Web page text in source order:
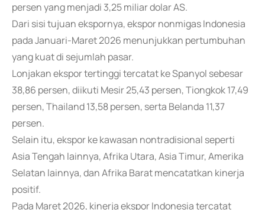
persen yang menjadi 3,25 miliar dolar AS.
Dari sisi tujuan ekspornya, ekspor nonmigas Indonesia
pada Januari-Maret 2026 menunjukkan pertumbuhan
yang kuat di sejumlah pasar.
Lonjakan ekspor tertinggi tercatat ke Spanyol sebesar
38,86 persen, diikuti Mesir 25,43 persen, Tiongkok 17,49
persen, Thailand 13,58 persen, serta Belanda 11,37
persen.
Selain itu, ekspor ke kawasan nontradisional seperti
Asia Tengah lainnya, Afrika Utara, Asia Timur, Amerika
Selatan lainnya, dan Afrika Barat mencatatkan kinerja
positif.
Pada Maret 2026, kinerja ekspor Indonesia tercatat